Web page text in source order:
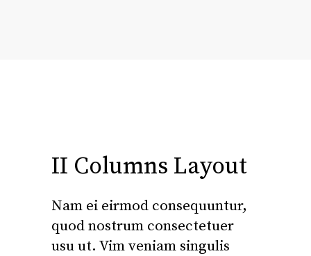
II Columns Layout
Nam ei eirmod consequuntur,
quod nostrum consectetuer
usu ut. Vim veniam singulis